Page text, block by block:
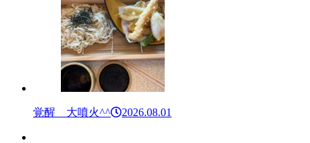
覚醒 大噴火^^ 2026.08.01